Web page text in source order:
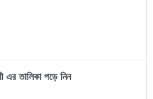
এর তালিকা পড়ে নিন